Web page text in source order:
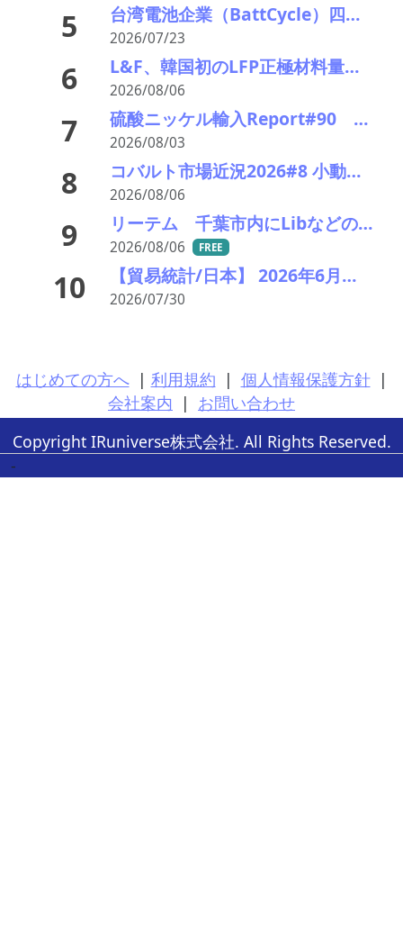
5 台湾電池企業（BattCycle）四国に蓄電池リサイクル工場を建設 日台の重要鉱物協力の一環に 阪和興業も参画
2026/07/23
6 L&F、韓国初のLFP正極材料量産ラインを稼働 「非中国」ESS供給網で先行
2026/08/06
7 硫酸ニッケル輸入Report#90 2026年中盤輸入回復の兆し
2026/08/03
8 コバルト市場近況2026#8 小動き、オフシーズンで薄商い 電池向けはLFPリサイクルが重荷
2026/08/06
9 リーテム 千葉市内にLibなどの小型充電式電池回収ボックスを新たに15カ所設置
2026/08/06 FREE
10 【貿易統計/日本】 2026年6月の廃バッテリー輸出推移統計
2026/07/30
はじめての方へ | 利用規約 | 個人情報保護方針 |
会社案内 | お問い合わせ
Copyright IRuniverse株式会社. All Rights Reserved.
-